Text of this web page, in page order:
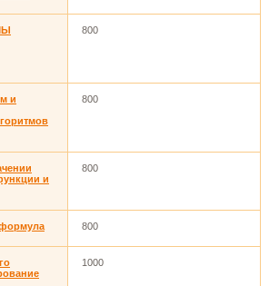
800
и
800
и
800
800
1000